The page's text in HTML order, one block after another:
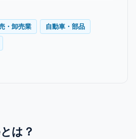
・卸売業 自動車・部品
は？